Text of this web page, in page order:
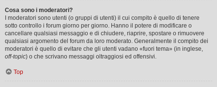
Cosa sono i moderatori?
I moderatori sono utenti (o gruppi di utenti) il cui compito è quello di tenere
sotto controllo i forum giorno per giorno. Hanno il potere di modificare o
cancellare qualsiasi messaggio e di chiudere, riaprire, spostare o rimuovere
qualsiasi argomento del forum da loro moderato. Generalmente il compito dei
moderatori è quello di evitare che gli utenti vadano «fuori tema» (in inglese,
off-topic) o che scrivano messaggi oltraggiosi ed offensivi.
Top